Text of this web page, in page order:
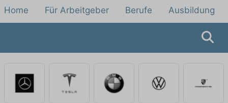
Home Für Arbeitgeber Berufe Ausbildung